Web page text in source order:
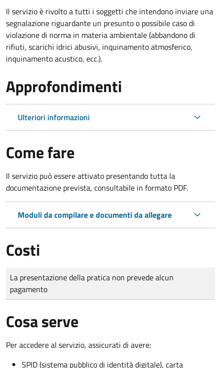
Il servizio è rivolto a tutti i soggetti che intendono inviare una
segnalazione riguardante un presunto o possibile caso di
violazione di norma in materia ambientale (abbandono di
rifiuti, scarichi idrici abusivi, inquinamento atmosferico,
inquinamento acustico, ecc.).
Approfondimenti
Ulteriori informazioni
Come fare
Il servizio può essere attivato presentando tutta la
documentazione prevista, consultabile in formato PDF.
Moduli da compilare e documenti da allegare
Costi
Tipo di pagamento
Importo
La presentazione della pratica non prevede alcun
pagamento
Cosa serve
Per accedere al servizio, assicurati di avere:
SPID (sistema pubblico di identità digitale), carta